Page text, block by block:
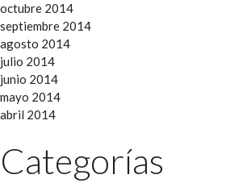
octubre 2014
septiembre 2014
agosto 2014
julio 2014
junio 2014
mayo 2014
abril 2014
Categorías